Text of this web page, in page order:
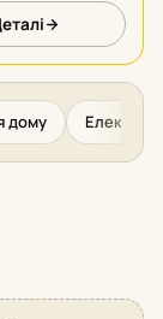
дому